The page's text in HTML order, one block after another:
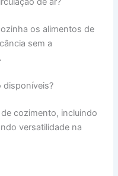
os alimentos de
sem a
disponíveis?
cozimento, incluindo
versatilidade na